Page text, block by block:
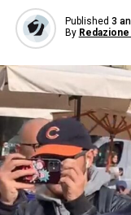
Published 3
By